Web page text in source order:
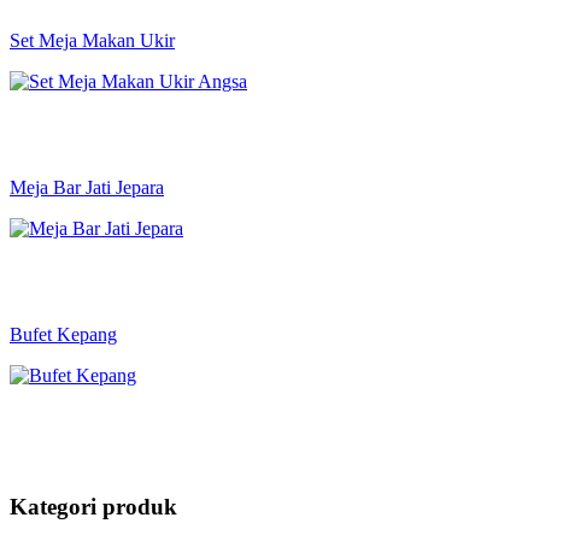
Set Meja Makan Ukir
Meja Bar Jati Jepara
Bufet Kepang
Kategori produk